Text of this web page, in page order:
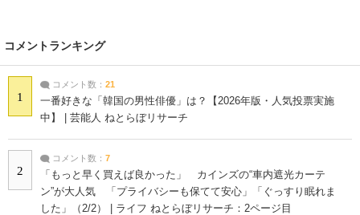
コメントランキング
1
コメント数： 21
一番好きな「韓国の男性俳優」は？【2026年版・人気投票実施
中】 | 芸能人 ねとらぼリサーチ
2
コメント数： 7
「もっと早く買えば良かった」 カインズの“車内遮光カーテ
ン”が大人気 「プライバシーも保てて安心」「ぐっすり眠れま
した」（2/2） | ライフ ねとらぼリサーチ：2ページ目